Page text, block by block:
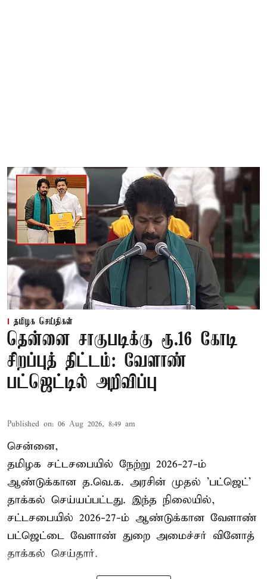
தமிழக செய்திகள்
தென்னை சாகுபடிக்கு ரூ.16 கோடி
சிறப்புத் திட்டம்: வேளாண்
பட்ஜெட்டில் அறிவிப்பு
Published on: 06 Aug 2026, 8:49 am
சென்னை,
தமிழக சட்டசபையில் நேற்று 2026-27-ம்
ஆண்டுக்கான த.வெ.க. அரசின் முதல் 'பட்ஜெட்'
தாக்கல் செய்யப்பட்டது. இந்த நிலையில்,
சட்டசபையில் 2026-27-ம் ஆண்டுக்கான வேளாண்
பட்ஜெட்டை வேளாண் துறை அமைச்சர் வினோத்
தாக்கல் செய்தார்.